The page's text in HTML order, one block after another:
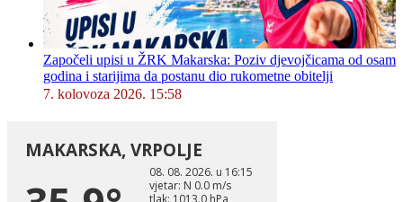
Započeli upisi u ŽRK Makarska: Poziv djevojčicama od osam
godina i starijima da postanu dio rukometne obitelji
7. kolovoza 2026. 15:58